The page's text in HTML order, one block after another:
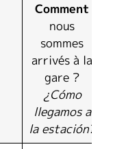
Comment
nous
sommes
arrivés à la
gare ?
¿Cómo
llegamos a
la estación?